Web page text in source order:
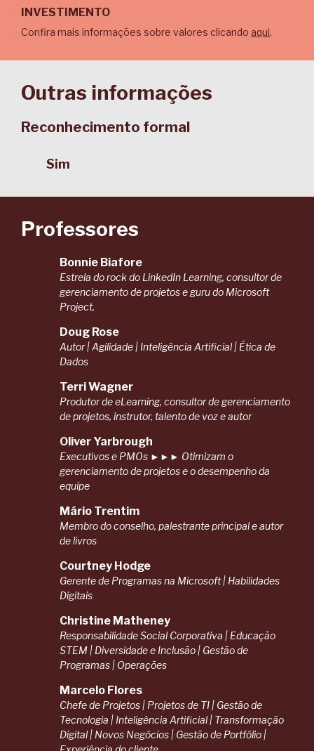
INVESTIMENTO
Confira mais informações sobre valores clicando aqui.
Outras informações
Reconhecimento formal
Sim
Professores
Bonnie Biafore
Estrela do rock do LinkedIn Learning, consultor de
gerenciamento de projetos e guru do Microsoft
Project.
Doug Rose
Autor | Agilidade | Inteligência Artificial | Ética de
Dados
Terri Wagner
Produtor de eLearning, consultor de gerenciamento
de projetos, instrutor, talento de voz e autor
Oliver Yarbrough
Executivos e PMOs ►►► Otimizam o
gerenciamento de projetos e o desempenho da
equipe
Mário Trentim
Membro do conselho, palestrante principal e autor
de livros
Courtney Hodge
Gerente de Programas na Microsoft | Habilidades
Digitais
Christine Matheney
Responsabilidade Social Corporativa | Educação
STEM | Diversidade e Inclusão | Gestão de
Programas | Operações
Marcelo Flores
Chefe de Projetos | Projetos de TI | Gestão de
Tecnologia | Inteligência Artificial | Transformação
Digital | Novos Negócios | Gestão de Portfólio |